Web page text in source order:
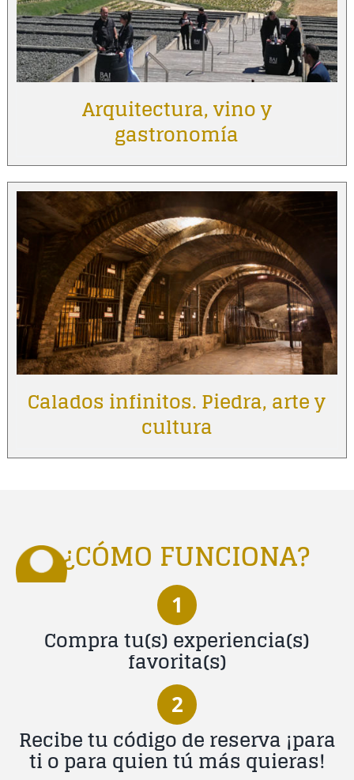
Arquitectura, vino y
gastronomía
Calados infinitos. Piedra, arte y
cultura
¿CÓMO FUNCIONA?
1
Compra tu(s) experiencia(s)
favorita(s)
2
Recibe tu código de reserva ¡para
ti o para quien tú más quieras!